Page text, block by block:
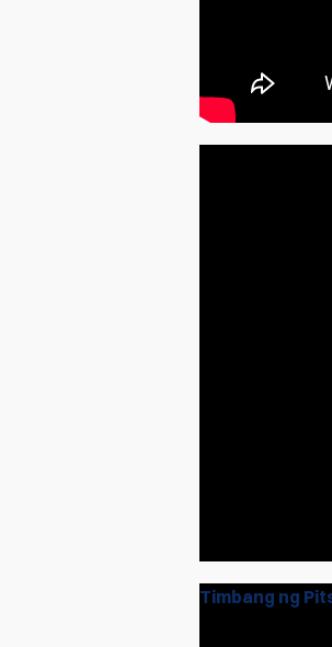
Timbang ng